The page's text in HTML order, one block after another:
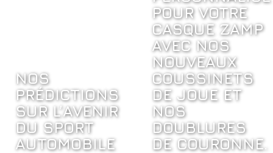
NOS
PRÉDICTIONS
SUR L’AVENIR
DU SPORT
AUTOMOBILE
POUR VOTRE
CASQUE ZAMP
AVEC NOS
NOUVEAUX
COUSSINETS
DE JOUE ET
NOS
DOUBLURES
DE COURONNE.